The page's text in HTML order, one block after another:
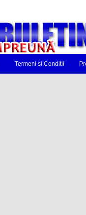
Termeni si Conditii